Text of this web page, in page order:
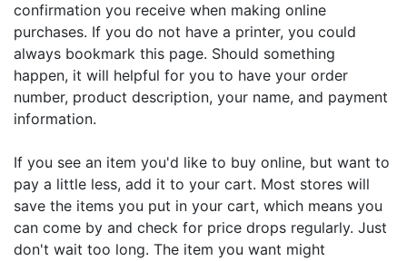
confirmation you receive when making online
purchases. If you do not have a printer, you could
always bookmark this page. Should something
happen, it will helpful for you to have your order
number, product description, your name, and payment
information.
If you see an item you'd like to buy online, but want to
pay a little less, add it to your cart. Most stores will
save the items you put in your cart, which means you
can come by and check for price drops regularly. Just
don't wait too long. The item you want might